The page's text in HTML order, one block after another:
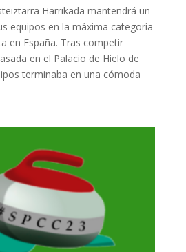
Harrikada mantendrá un
equipos en la máxima categoría
en España. Tras competir
en el Palacio de Hielo de
terminaba en una cómoda